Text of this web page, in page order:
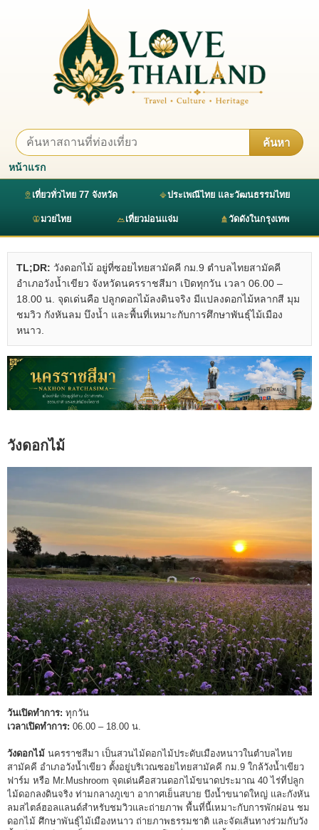
ค้นหา
หน้าแรก
เที่ยวทั่วไทย 77 จังหวัด ประเพณีไทย และวัฒนธรรมไทย
มวยไทย เที่ยวม่อนแจ่ม วัดดังในกรุงเทพ
TL;DR: วังดอกไม้ อยู่ที่ซอยไทยสามัคคี กม.9 ตำบลไทยสามัคคี
อำเภอวังน้ำเขียว จังหวัดนครราชสีมา เปิดทุกวัน เวลา 06.00 –
18.00 น. จุดเด่นคือ ปลูกดอกไม้ลงดินจริง มีแปลงดอกไม้หลากสี มุม
ชมวิว กังหันลม บึงน้ำ และพื้นที่เหมาะกับการศึกษาพันธุ์ไม้เมือง
หนาว.
วังดอกไม้
วันเปิดทำการ: ทุกวัน
เวลาเปิดทำการ: 06.00 – 18.00 น.
วังดอกไม้ นครราชสีมา เป็นสวนไม้ดอกไม้ประดับเมืองหนาวในตำบลไทย
สามัคคี อำเภอวังน้ำเขียว ตั้งอยู่บริเวณซอยไทยสามัคคี กม.9 ใกล้วังน้ำเขียว
ฟาร์ม หรือ Mr.Mushroom จุดเด่นคือสวนดอกไม้ขนาดประมาณ 40 ไร่ที่ปลูก
ไม้ดอกลงดินจริง ท่ามกลางภูเขา อากาศเย็นสบาย บึงน้ำขนาดใหญ่ และกังหัน
ลมสไตล์ฮอลแลนด์สำหรับชมวิวและถ่ายภาพ พื้นที่นี้เหมาะกับการพักผ่อน ชม
ดอกไม้ ศึกษาพันธุ์ไม้เมืองหนาว ถ่ายภาพธรรมชาติ และจัดเส้นทางร่วมกับวัง